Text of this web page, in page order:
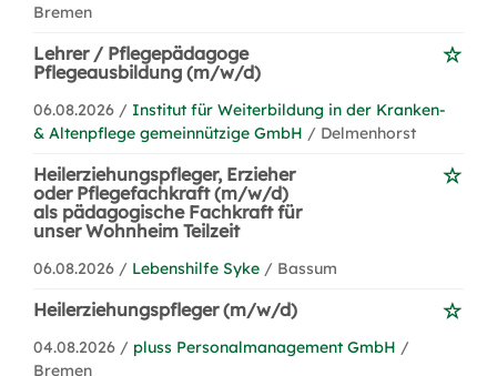
Bremen
Lehrer / Pflegepädagoge
Pflegeausbildung (m/w/d)
06.08.2026 / Institut für Weiterbildung in der Kranken-
& Altenpflege gemeinnützige GmbH / Delmenhorst
Heilerziehungspfleger, Erzieher
oder Pflegefachkraft (m/w/d)
als pädagogische Fachkraft für
unser Wohnheim Teilzeit
06.08.2026 / Lebenshilfe Syke / Bassum
Heilerziehungspfleger (m/w/d)
04.08.2026 / pluss Personalmanagement GmbH /
Bremen